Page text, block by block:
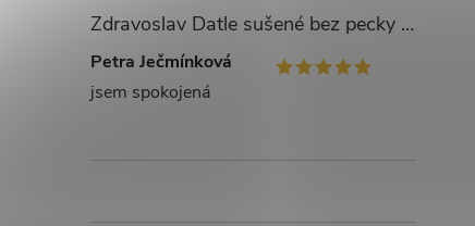
Zdravoslav Datle sušené bez pecky - Deglet Nour 1000 g
Petra Ječmínková
jsem spokojená